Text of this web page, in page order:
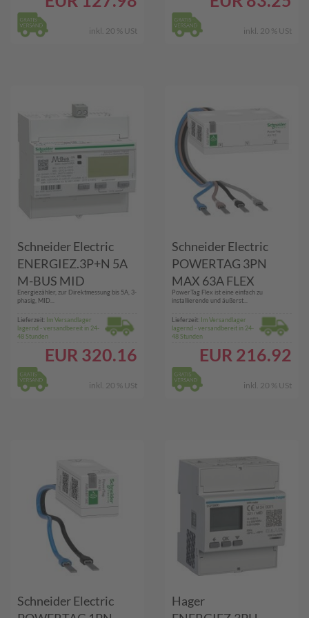
inkl. 20 % USt inkl. 20 % USt
Schneider Electric
ENERGIEZ.3P+N 5A
M-BUS MID
(A9MEM3235)
Energiezähler, zur Direktmessung bis 5A, 3-
phasig, MID...
Lieferzeit: Im Versandlager
lagernd - versandbereit in 24-
48 Stunden
EUR 320.16
inkl. 20 % USt
Schneider Electric
POWERTAG 3PN
MAX 63A FLEX
(A9MEM1570)
PowerTag Flex ist eine einfach zu
installierende und äußerst...
Lieferzeit: Im Versandlager
lagernd - versandbereit in 24-
48 Stunden
EUR 216.92
inkl. 20 % USt
Schneider Electric
Hager